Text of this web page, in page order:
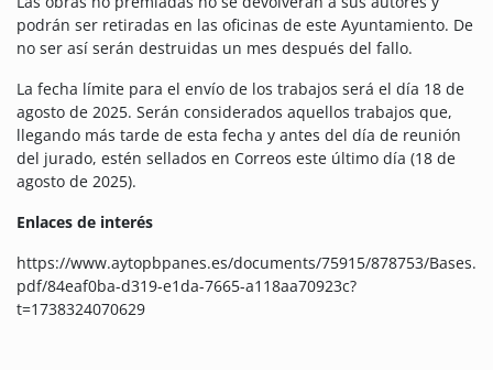
podrán ser retiradas en las oficinas de este Ayuntamiento. De
no ser así serán destruidas un mes después del fallo.
La fecha límite para el envío de los trabajos será el día 18 de
agosto de 2025. Serán considerados aquellos trabajos que,
llegando más tarde de esta fecha y antes del día de reunión
del jurado, estén sellados en Correos este último día (18 de
agosto de 2025).
Enlaces de interés
https://www.aytopbpanes.es/documents/75915/878753/Bases.
pdf/84eaf0ba-d319-e1da-7665-a118aa70923c?
t=1738324070629